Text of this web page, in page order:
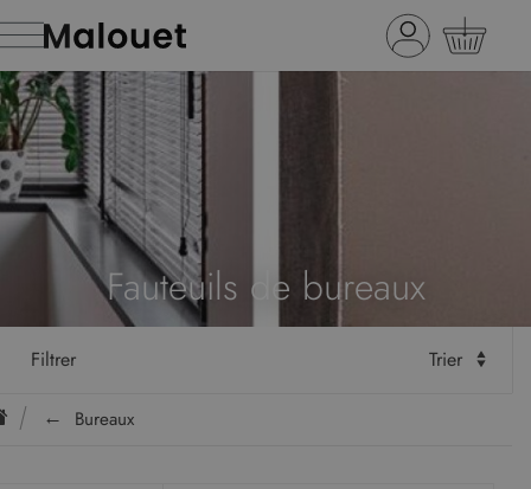
Fauteuils de bureaux
Filtrer Trier
Bureaux